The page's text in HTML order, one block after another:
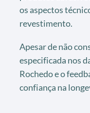
os aspectos
revestimento.
Apesar de não
especificada nos
Rochedo e o
confiança na